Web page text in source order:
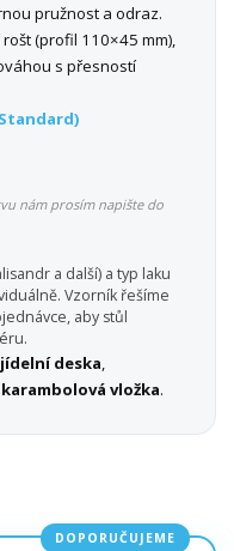
pružnost a odraz.
(profil 110×45 mm),
s přesností
nám prosím napište do
a další) a typ laku
Vzorník řešíme
aby stůl
jídelní deska,
karambolová vložka.
DOPORUČUJEME